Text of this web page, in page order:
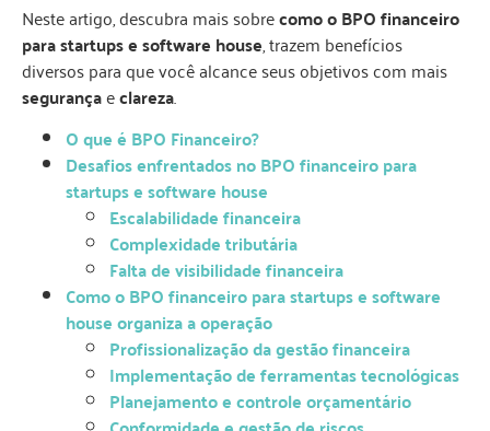
Neste artigo, descubra mais sobrecomo o BPO financeiro
para startups e software house, trazem benefícios
diversos para que você alcance seus objetivos com mais
segurançaeclareza.
O que é BPO Financeiro?
Desafios enfrentados no BPO financeiro para
startups e software house
Escalabilidade financeira
Complexidade tributária
Falta de visibilidade financeira
Como o BPO financeiro para startups e software
house organiza a operação
Profissionalização da gestão financeira
Implementação de ferramentas tecnológicas
Planejamento e controle orçamentário